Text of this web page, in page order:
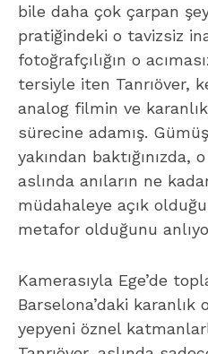
bile daha çok çarpan
pratiğindeki o tavizsiz
fotoğrafçılığın o
tersiyle iten Tanrıöver,
analog filmin ve
sürecine adamış.
yakından baktığınızda,
aslında anıların ne
müdahaleye açık
metafor olduğunu
Kamerasıyla Ege’de
Barselona’daki karanlık
yepyeni öznel